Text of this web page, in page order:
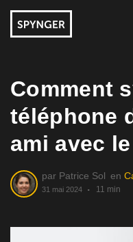
Comment
téléphone
ami avec
par Patrice Sol en
31 mai 2024 11 min